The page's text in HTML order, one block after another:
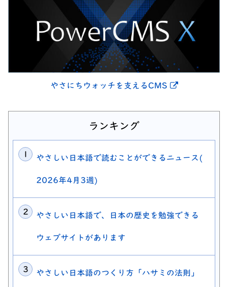
やさにちウォッチを支えるCMS 別ウィンド
ランキング
やさしい日本語で読むことができるニュース(
2026年4月3週)
やさしい日本語で、日本の歴史を勉強できる
ウェブサイトがあります
やさしい日本語のつくり方「ハサミの法則」